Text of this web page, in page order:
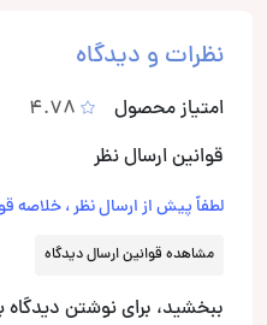
نظرات و دیدگاه
امتیاز محصول
4.78
قوانین ارسال نظر
لطفاً پیش از ارسال نظر ، خلاصه
مشاهده قوانین ارسال دیدگاه
ببخشید، برای نوشتن دیدگاه